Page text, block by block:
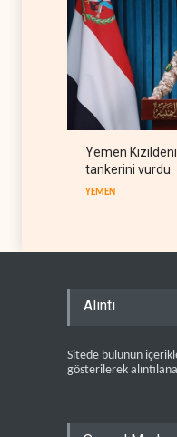
Yemen
tankerini vurdu
YEMEN
Alıntı
Sitede bulunun
gösterilerek